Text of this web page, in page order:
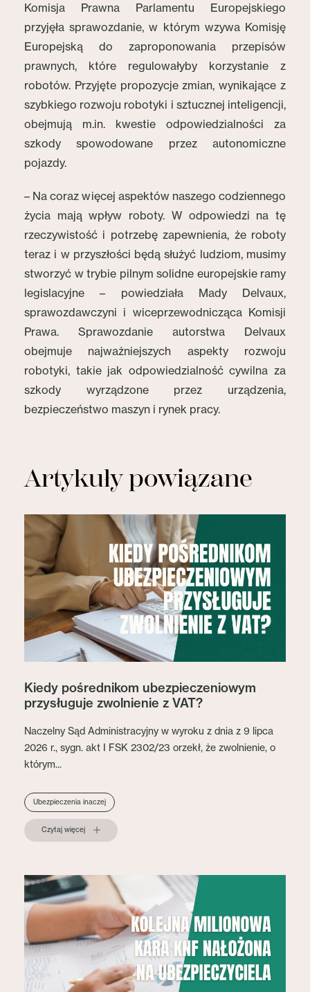
Komisja Prawna Parlamentu Europejskiego
przyjęła sprawozdanie, w którym wzywa Komisję
Europejską do zaproponowania przepisów
prawnych, które regulowałyby korzystanie z
robotów. Przyjęte propozycje zmian, wynikające z
szybkiego rozwoju robotyki i sztucznej inteligencji,
obejmują m.in. kwestie odpowiedzialności za
szkody spowodowane przez autonomiczne
pojazdy.
– Na coraz więcej aspektów naszego codziennego
życia mają wpływ roboty. W odpowiedzi na tę
rzeczywistość i potrzebę zapewnienia, że roboty
teraz i w przyszłości będą służyć ludziom, musimy
stworzyć w trybie pilnym solidne europejskie ramy
legislacyjne – powiedziała Mady Delvaux,
sprawozdawczyni i wiceprzewodnicząca Komisji
Prawa. Sprawozdanie autorstwa Delvaux
obejmuje najważniejszych aspekty rozwoju
robotyki, takie jak odpowiedzialność cywilna za
szkody wyrządzone przez urządzenia,
bezpieczeństwo maszyn i rynek pracy.
Artykuły powiązane
Kiedy pośrednikom ubezpieczeniowym
przysługuje zwolnienie z VAT?
Naczelny Sąd Administracyjny w wyroku z dnia z 9 lipca
2026 r., sygn. akt I FSK 2302/23 orzekł, że zwolnienie, o
którym...
Ubezpieczenia inaczej
Czytaj więcej